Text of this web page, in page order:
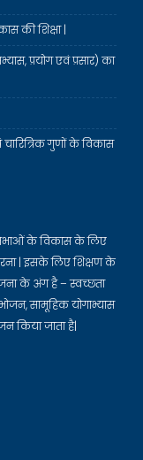
की शिक्षा |
प्रयोग एवं प्रसार) का
गुणों के विकास
के विकास के लिए
| इसके लिए शिक्षण के
के अंग है – स्वच्छता
सामूहिक योगाभ्यास
किया जाता है|